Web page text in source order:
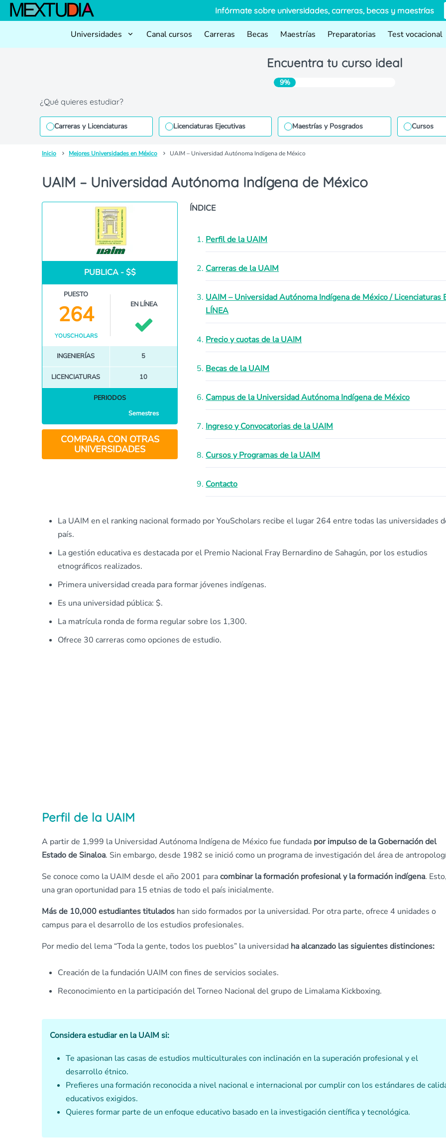
Infórmate sobre universidades, carreras, becas y maestrías
Universidades Canal cursos Carreras Becas Maestrías Preparatorias Test vocacional
Encuentra tu curso ideal
9%
¿Qué quieres estudiar?
Carreras y Licenciaturas Licenciaturas Ejecutivas Maestrías y Posgrados Cursos
Inicio Mejores Universidades en México UAIM – Universidad Autónoma Indígena de México
UAIM – Universidad Autónoma Indígena de México
PUBLICA - $$
PUESTO
264
YOUSCHOLARS
EN LÍNEA
INGENIERÍAS 5
LICENCIATURAS 10
PERIODOS
Semestres
COMPARA CON OTRAS
UNIVERSIDADES
ÍNDICE
Perfil de la UAIM
Carreras de la UAIM
UAIM – Universidad Autónoma Indígena de México / Licenciaturas
LÍNEA
Precio y cuotas de la UAIM
Becas de la UAIM
Campus de la Universidad Autónoma Indígena de México
Ingreso y Convocatorias de la UAIM
Cursos y Programas de la UAIM
Contacto
La UAIM en el ranking nacional formado por YouScholars recibe el lugar 264 entre todas las universidades
país.
La gestión educativa es destacada por el Premio Nacional Fray Bernardino de Sahagún, por los estudios
etnográficos realizados.
Primera universidad creada para formar jóvenes indígenas.
Es una universidad pública: $.
La matrícula ronda de forma regular sobre los 1,300.
Ofrece 30 carreras como opciones de estudio.
Perfil de la UAIM
A partir de 1,999 la Universidad Autónoma Indígena de México fue fundada por impulso de la Gobernación del
Estado de Sinaloa. Sin embargo, desde 1982 se inició como un programa de investigación del área de
Se conoce como la UAIM desde el año 2001 paracombinar la formación profesional y la formación indígena.
una gran oportunidad para 15 etnias de todo el país inicialmente.
Más de 10,000 estudiantes titulados han sido formados por la universidad. Por otra parte, ofrece 4 unidades o
campus para el desarrollo de los estudios profesionales.
Por medio del lema “Toda la gente, todos los pueblos” la universidad ha alcanzado las siguientes distinciones:
Creación de la fundación UAIM con fines de servicios sociales.
Reconocimiento en la participación del Torneo Nacional del grupo de Limalama Kickboxing.
Considera estudiar en la UAIM si:
Te apasionan las casas de estudios multiculturales con inclinación en la superación profesional y el
desarrollo étnico.
Prefieres una formación reconocida a nivel nacional e internacional por cumplir con los estándares de
educativos exigidos.
Quieres formar parte de un enfoque educativo basado en la investigación científica y tecnológica.